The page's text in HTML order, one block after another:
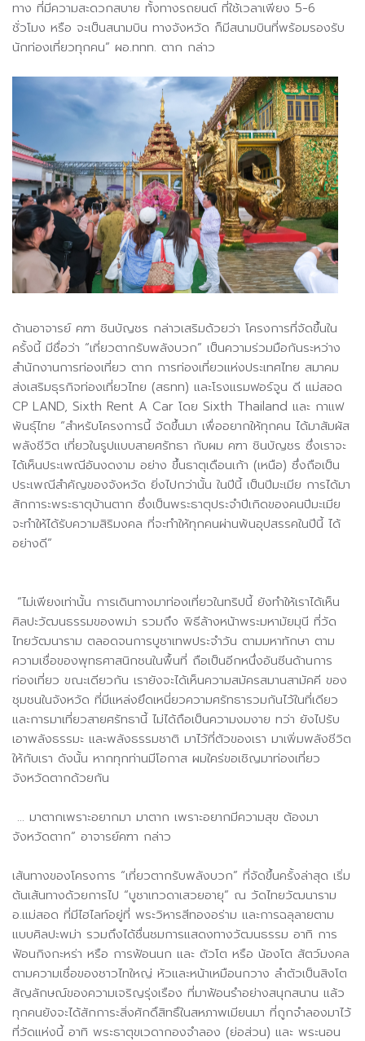
ทาง ที่มีความสะดวกสบาย ทั้งทางรถยนต์ ที่ใช้เวลาเพียง 5-6
ชั่วโมง หรือ จะเป็นสนามบิน ทางจังหวัด ก็มีสนามบินที่พร้อมรองรับ
นักท่องเที่ยวทุกคน” ผอ.ททท. ตาก กล่าว
ด้านอาจารย์ คฑา ชินบัญชร กล่าวเสริมด้วยว่า โครงการที่จัดขึ้นใน
ครั้งนี้ มีชื่อว่า “เที่ยวตากรับพลังบวก” เป็นความร่วมมือกันระหว่าง
สำนักงานการท่องเที่ยว ตาก การท่องเที่ยวแห่งประเทศไทย สมาคม
ส่งเสริมธุรกิจท่องเที่ยวไทย (สธทท) และโรงแรมฟอร์จูน ดี แม่สอด
CP LAND, Sixth Rent A Car โดย Sixth Thailand และ กาแฟ
พันธุ์ไทย “สำหรับโครงการนี้ จัดขึ้นมา เพื่ออยากให้ทุกคน ได้มาสัมผัส
พลังชีวิต เที่ยวในรูปแบบสายศรัทธา กับผม คฑา ชินบัญชร ซึ่งเราจะ
ได้เห็นประเพณีอันงดงาม อย่าง ขึ้นธาตุเดือนเก้า (เหนือ) ซึ่งถือเป็น
ประเพณีสำคัญของจังหวัด ยิ่งไปกว่านั้น ในปีนี้ เป็นปีมะเมีย การได้มา
สักการะพระธาตุบ้านตาก ซึ่งเป็นพระธาตุประจำปีเกิดของคนปีมะเมีย
จะทำให้ได้รับความสิริมงคล ที่จะทำให้ทุกคนผ่านพ้นอุปสรรคในปีนี้ ได้
อย่างดี”
“ไม่เพียงเท่านั้น การเดินทางมาท่องเที่ยวในทริปนี้ ยังทำให้เราได้เห็น
ศิลปะวัฒนธรรมของพม่า รวมถึง พิธีล้างหน้าพระมหามัยมุนี ที่วัด
ไทยวัฒนาราม ตลอดจนการบูชาเทพประจำวัน ตามมหาทักษา ตาม
ความเชื่อของพุทธศาสนิกชนในพื้นที่ ถือเป็นอีกหนึ่งอันซีนด้านการ
ท่องเที่ยว ขณะเดียวกัน เรายังจะได้เห็นความสมัครสมานสามัคคี ของ
ชุมชนในจังหวัด ที่มีแหล่งยึดเหนี่ยวความศรัทธารวมกันไว้ในที่เดียว
และการมาเที่ยวสายศรัทธานี้ ไม่ได้ถือเป็นความงมงาย ทว่า ยังไปรับ
เอาพลังธรรมะ และพลังธรรมชาติ มาไว้ที่ตัวของเรา มาเพิ่มพลังชีวิต
ให้กับเรา ดังนั้น หากทุกท่านมีโอกาส ผมใคร่ขอเชิญมาท่องเที่ยว
จังหวัดตากด้วยกัน
... มาตากเพราะอยากมา มาตาก เพราะอยากมีความสุข ต้องมา
จังหวัดตาก” อาจารย์คฑา กล่าว
เส้นทางของโครงการ “เที่ยวตากรับพลังบวก” ที่จัดขึ้นครั้งล่าสุด เริ่ม
ต้นเส้นทางด้วยการไป “บูชาเทวดาเสวยอายุ” ณ วัดไทยวัฒนาราม
อ.แม่สอด ที่มีไฮไลท์อยู่ที่ พระวิหารสีทองอร่าม และการฉลุลายตาม
แบบศิลปะพม่า รวมถึงได้ชื่นชมการแสดงทางวัฒนธรรม อาทิ การ
ฟ้อนกิงกะหร่า หรือ การฟ้อนนก และ ตัวโต หรือ น้องโต สัตว์มงคล
ตามความเชื่อของชาวไทใหญ่ หัวและหน้าเหมือนกวาง ลำตัวเป็นสิงโต
สัญลักษณ์ของความเจริญรุ่งเรือง ที่มาฟ้อนรำอย่างสนุกสนาน แล้ว
ทุกคนยังจะได้สักการะสิ่งศักดิ์สิทธิ์ในสหภาพเมียนมา ที่ถูกจำลองมาไว้
ที่วัดแห่งนี้ อาทิ พระธาตุขเวดากองจำลอง (ย่อส่วน) และ พระนอน